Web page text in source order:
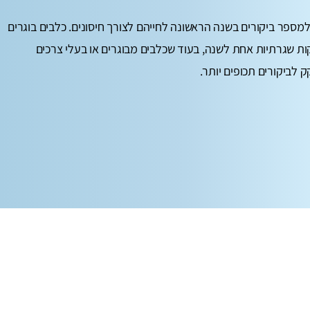
ביקורים בשנה הראשונה לחייהם לצורך חיסונים. כלבים בוגרים
שגרתיות אחת לשנה, בעוד שכלבים מבוגרים או בעלי צרכים
לביקורים תכופים יותר.